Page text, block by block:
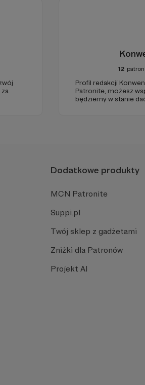
12
Profil redakcji
Patronite, możesz
będziemy w stanie
Dodatkowe produkty
MCN Patronite
Suppi.pl
Twój sklep z gadżetami
Zniżki dla Patronów
Projekt AI